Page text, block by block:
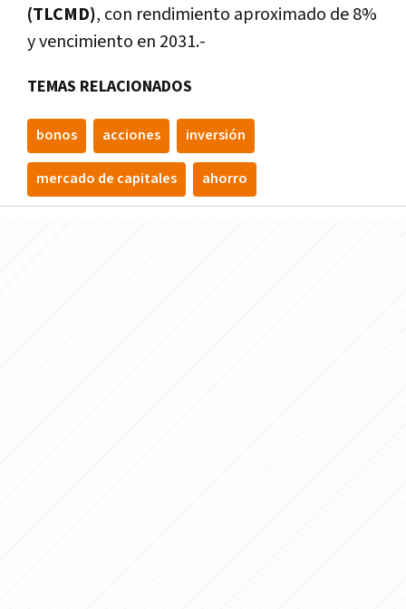
(TLCMD), con rendimiento aproximado de 8%
y vencimiento en 2031.-
TEMAS RELACIONADOS
bonos acciones inversión
mercado de capitales ahorro